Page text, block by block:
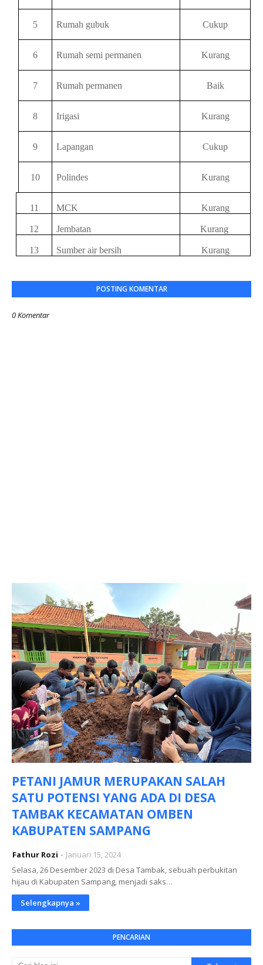
5 Rumah gubuk Cukup
6 Rumah semi permanen Kurang
7 Rumah permanen Baik
8 Irigasi Kurang
9 Lapangan Cukup
10 Polindes Kurang
11 MCK Kurang
12 Jembatan Kurang
13 Sumber air bersih Kurang
POSTING KOMENTAR
0 Komentar
PETANI JAMUR MERUPAKAN SALAH
SATU POTENSI YANG ADA DI DESA
TAMBAK KECAMATAN OMBEN
KABUPATEN SAMPANG
Fathur Rozi
Januari 15, 2024
Selasa, 26 Desember 2023 di Desa Tambak, sebuah perbukitan
hijau di Kabupaten Sampang, menjadi saks…
Selengkapnya »
PENCARIAN